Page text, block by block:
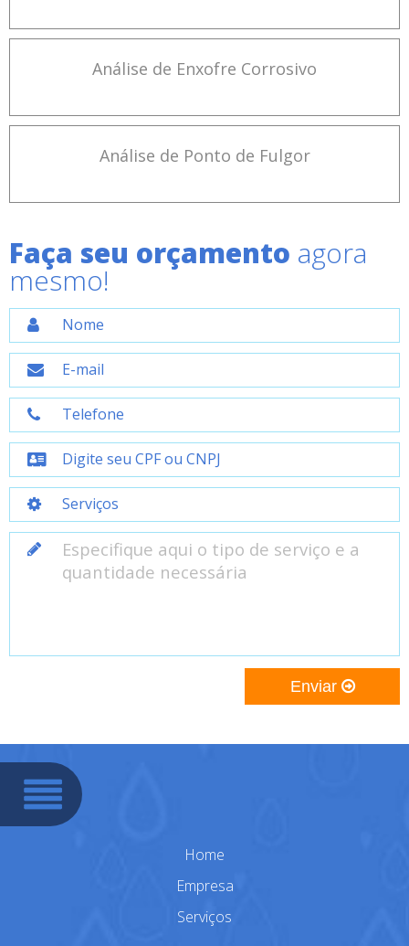
Análise de Enxofre Corrosivo
Análise de Ponto de Fulgor
Faça seu orçamento agora
mesmo!
Enviar
Home
Empresa
Serviços